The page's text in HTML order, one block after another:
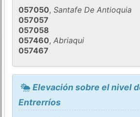
057050,Santafe De Antioquia
057057
057058
057460,Abriaqui
057467
Elevación sobre el nivel
Entrerríos